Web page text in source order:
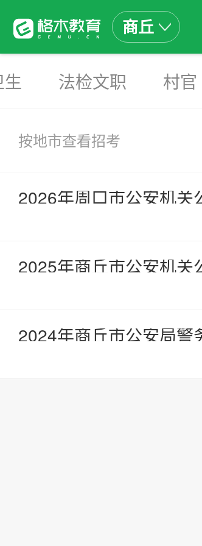
商丘
法检文职 村官
按地市查看招考
2026年周口市公安机关
2025年商丘市公安机关
2024年商丘市公安局警